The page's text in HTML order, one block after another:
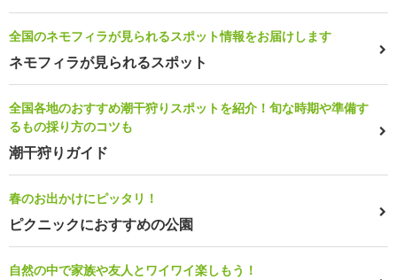
全国のネモフィラが見られるスポット情報をお届けします
ネモフィラが見られるスポット
全国各地のおすすめ潮干狩りスポットを紹介！旬な時期や準備す
るもの採り方のコツも
潮干狩りガイド
春のお出かけにピッタリ！
ピクニックにおすすめの公園
自然の中で家族や友人とワイワイ楽しもう！